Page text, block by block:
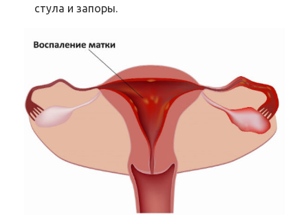
стула и запоры.